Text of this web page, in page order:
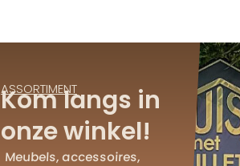
ASSORTIMENT
Kom langs in
onze winkel!
Meubels, accessoires,